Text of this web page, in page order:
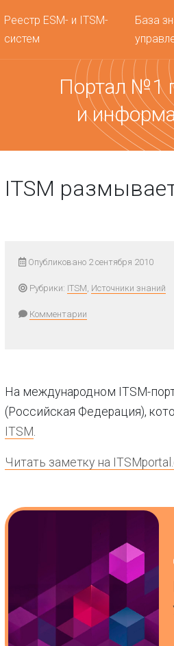
Реестр ESM- и ITSM-
систем
База
Портал №1
и
ITSM
Опубликовано 2 сентября 2010
Рубрики: ITSM, Источники знаний
Комментарии
На международном ITSM-
(Российская Федерация),
ITSM.
Читать заметку на